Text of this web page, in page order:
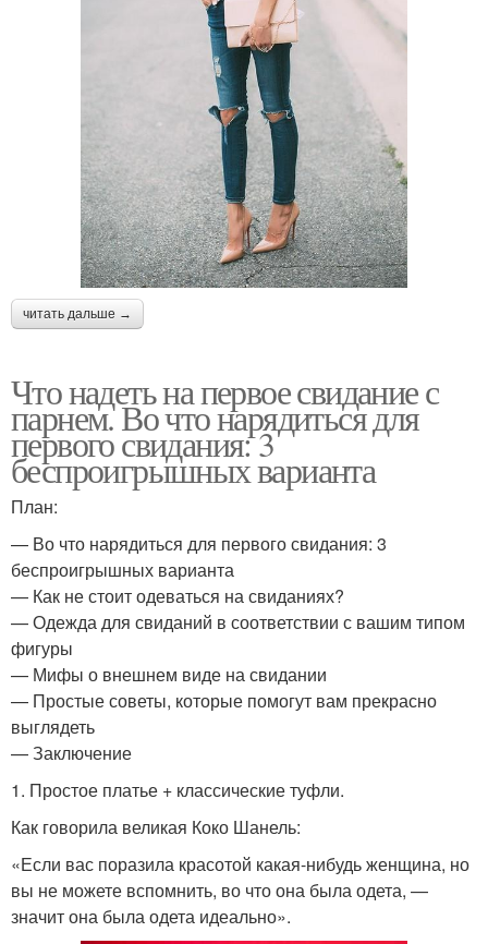
читать дальше →
Что надеть на первое свидание с
парнем. Во что нарядиться для
первого свидания: 3
беспроигрышных варианта
План:
— Во что нарядиться для первого свидания: 3
беспроигрышных варианта
— Как не стоит одеваться на свиданиях?
— Одежда для свиданий в соответствии с вашим типом
фигуры
— Мифы о внешнем виде на свидании
— Простые советы, которые помогут вам прекрасно
выглядеть
— Заключение
1. Простое платье + классические туфли.
Как говорила великая Коко Шанель:
«Если вас поразила красотой какая-нибудь женщина, но
вы не можете вспомнить, во что она была одета, —
значит она была одета идеально».